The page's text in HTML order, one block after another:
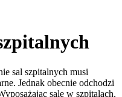
sal szpitalnych musi
Jednak obecnie odchodzi
sale w szpitalach,